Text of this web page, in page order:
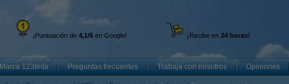
¡Puntuación de 4,1/5 en Google! ¡Recibe en 24 horas!
Marca 123tinta Preguntas frecuentes Trabaja con nosotros Opiniones